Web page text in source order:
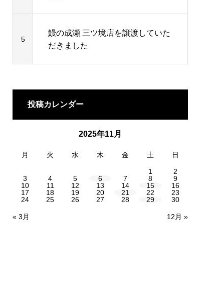
5
鰻の成瀬 三ツ境店を譲渡していた
だきました
投稿カレンダー
2025年11月
月 火 水 木 金 土 日
1
2
3
4 5 6 7 8
9
10
11 12 13 14 15
16
17
18 19 20 21 22
23
24
25 26 27 28 29 30
« 3月 12月 »